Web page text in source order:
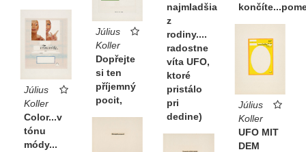
najmladšia
z
rodiny....
radostne
víta UFO,
ktoré
pristálo
pri
dedine)
Július
Koller
Dopřejte
si ten
příjemný
pocit,
Július
Koller
Color...v
tónu
módy...
Július
Koller
UFO MIT
DEM